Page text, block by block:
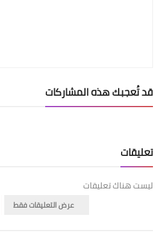
قد تُعجبك هذه المشاركات
تعليقات
ليست هناك تعليقات
عرض التعليقات فقط